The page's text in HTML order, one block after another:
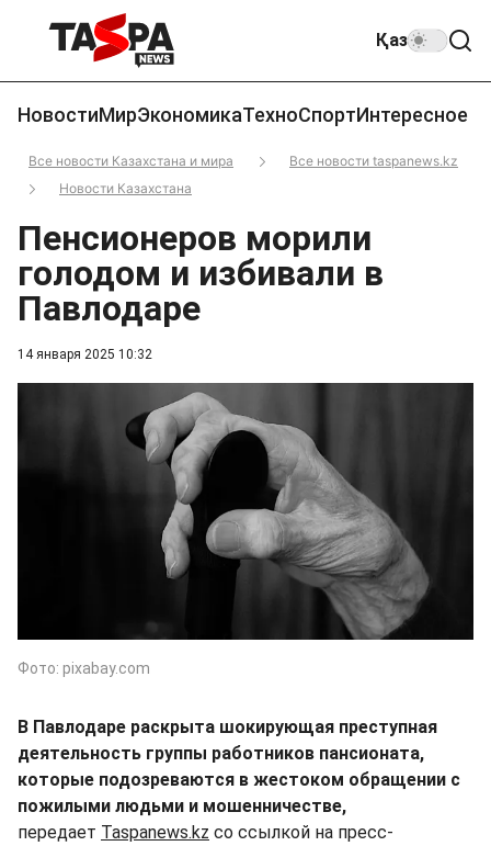
Қаз
НовостиМирЭкономикаТехноСпортИнтересное
Все новости Казахстана и мира
Все новости taspanews.kz
Новости Казахстана
14 января 2025 10:32
Пенсионеров морили
голодом и избивали в
Павлодаре
Фото: pixabay.com
В Павлодаре раскрыта шокирующая преступная
деятельность группы работников пансионата,
которые подозреваются в жестоком обращении с
пожилыми людьми и мошенничестве,
передает Taspanews.kz со ссылкой на пресс-